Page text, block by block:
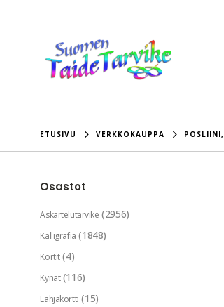
ETUSIVU VERKKOKAUPPA POSLIINI,
Osastot
Askartelutarvike (2956)
Kalligrafia (1848)
Kortit (4)
Kynät (116)
Lahjakortti (15)